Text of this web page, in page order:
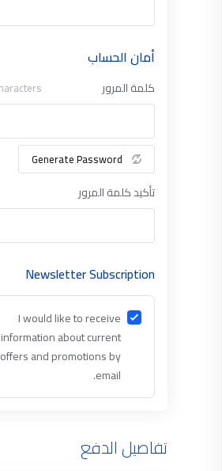
أمان الحساب
كلمة المرور
Generate Password
تأكيد كلمة المرور
Newsletter Subscription
I would like to receive
information about current
offers and promotions by
email.
تفاصيل الدفع